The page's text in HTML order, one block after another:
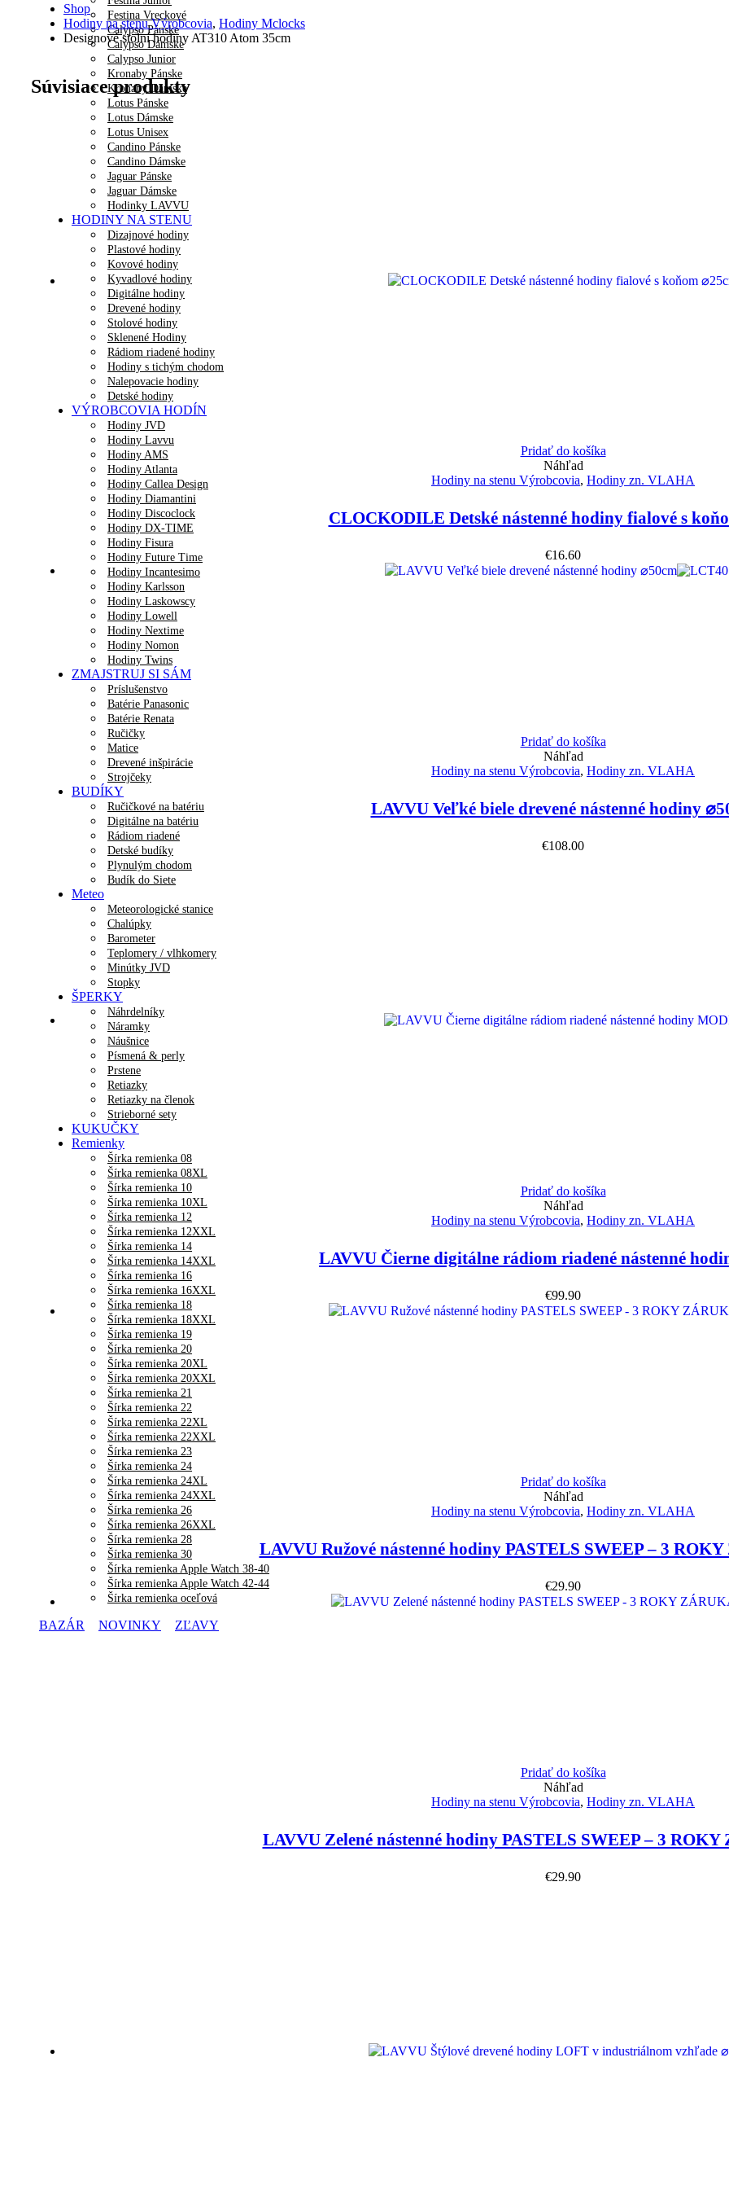
Festina Vreckové
Calypso Pánske
Calypso Dámske
Calypso Junior
Kronaby Pánske
Kronaby Dámske
Lotus Pánske
Lotus Dámske
Lotus Unisex
Candino Pánske
Candino Dámske
Jaguar Pánske
Jaguar Dámske
Hodinky LAVVU
HODINY NA STENU
Dizajnové hodiny
Plastové hodiny
Kovové hodiny
Kyvadlové hodiny
Digitálne hodiny
Drevené hodiny
Stolové hodiny
Sklenené Hodiny
Rádiom riadené hodiny
Hodiny s tichým chodom
Nalepovacie hodiny
Detské hodiny
VÝROBCOVIA HODÍN
Hodiny JVD
Hodiny Lavvu
Hodiny AMS
Hodiny Atlanta
Hodiny Callea Design
Hodiny Diamantini
Hodiny Discoclock
Hodiny DX-TIME
Hodiny Fisura
Hodiny Future Time
Hodiny Incantesimo
Hodiny Karlsson
Hodiny Laskowscy
Hodiny Lowell
Hodiny Nextime
Hodiny Nomon
Hodiny Twins
ZMAJSTRUJ SI SÁM
Príslušenstvo
Batérie Panasonic
Batérie Renata
Ručičky
Matice
Drevené inšpirácie
Strojčeky
BUDÍKY
Ručičkové na batériu
Digitálne na batériu
Rádiom riadené
Detské budíky
Plynulým chodom
Budík do Siete
Meteo
Meteorologické stanice
Chalúpky
Barometer
Teplomery / vlhkomery
Minútky JVD
Stopky
ŠPERKY
Náhrdelníky
Náramky
Náušnice
Písmená & perly
Prstene
Retiazky
Retiazky na členok
Strieborné sety
KUKUČKY
Remienky
Šírka remienka 08
Šírka remienka 08XL
Šírka remienka 10
Šírka remienka 10XL
Šírka remienka 12
Šírka remienka 12XXL
Šírka remienka 14
Šírka remienka 14XXL
Šírka remienka 16
Šírka remienka 16XXL
Šírka remienka 18
Šírka remienka 18XXL
Šírka remienka 19
Šírka remienka 20
Šírka remienka 20XL
Šírka remienka 20XXL
Šírka remienka 21
Šírka remienka 22
Šírka remienka 22XL
Šírka remienka 22XXL
Šírka remienka 23
Šírka remienka 24
Šírka remienka 24XL
Šírka remienka 24XXL
Šírka remienka 26
Šírka remienka 26XXL
Šírka remienka 28
Šírka remienka 30
Šírka remienka Apple Watch 38-40
Šírka remienka Apple Watch 42-44
Šírka remienka oceľová
BAZÁR NOVINKY ZĽAVY
Shop
Hodiny na stenu Výrobcovia, Hodiny Mclocks
Designové stolní hodiny AT310 Atom 35cm
Súvisiace produkty
Pridať do košíka
Náhľad
Hodiny na stenu Výrobcovia, Hodiny zn. VLAHA
CLOCKODILE Detské nástenné hodiny fialové s
€16.60
Pridať do košíka
Náhľad
Hodiny na stenu Výrobcovia, Hodiny zn. VLAHA
LAVVU Veľké biele drevené nástenné hodiny
€108.00
Pridať do košíka
Náhľad
Hodiny na stenu Výrobcovia, Hodiny zn. VLAHA
LAVVU Čierne digitálne rádiom riadené nástenné
€99.90
Pridať do košíka
Náhľad
Hodiny na stenu Výrobcovia, Hodiny zn. VLAHA
LAVVU Ružové nástenné hodiny PASTELS SWEEP – 3
€29.90
Pridať do košíka
Náhľad
Hodiny na stenu Výrobcovia, Hodiny zn. VLAHA
LAVVU Zelené nástenné hodiny PASTELS SWEEP – 3
€29.90